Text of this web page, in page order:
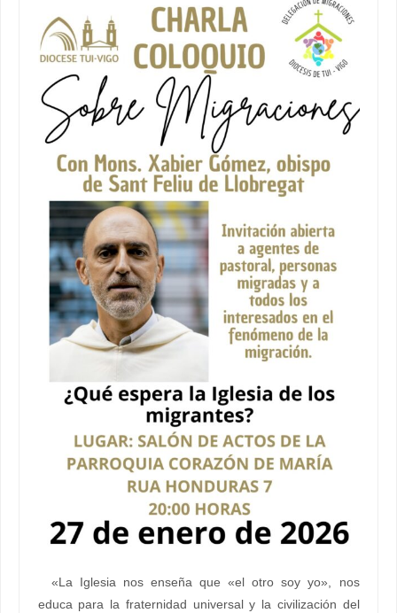
«La Iglesia nos enseña que «el otro soy yo», nos
educa para la fraternidad universal y la civilización del